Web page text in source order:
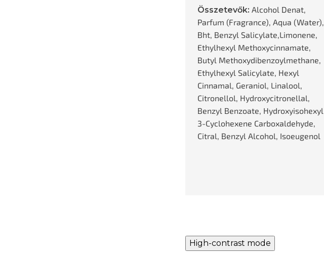
Összetevők: Alcohol Denat,
Parfum (Fragrance), Aqua (Water),
Bht, Benzyl Salicylate,Limonene,
Ethylhexyl Methoxycinnamate,
Butyl Methoxydibenzoylmethane,
Ethylhexyl Salicylate, Hexyl
Cinnamal, Geraniol, Linalool,
Citronellol, Hydroxycitronellal,
Benzyl Benzoate, Hydroxyisohexyl
3-Cyclohexene Carboxaldehyde,
Citral, Benzyl Alcohol, Isoeugenol
High-contrast mode